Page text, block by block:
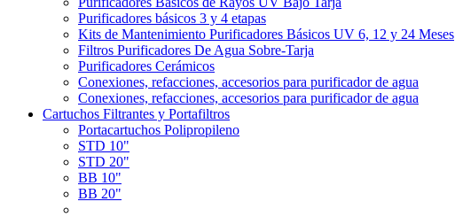
Purificadores básicos 3 y 4 etapas
Kits de Mantenimiento Purificadores Básicos UV 6, 12 y 24 Meses
Filtros Purificadores De Agua Sobre-Tarja
Purificadores Cerámicos
Conexiones, refacciones, accesorios para purificador de agua
Conexiones, refacciones, accesorios para purificador de agua
Cartuchos Filtrantes y Portafiltros
Portacartuchos Polipropileno
STD 10"
STD 20"
BB 10"
BB 20"